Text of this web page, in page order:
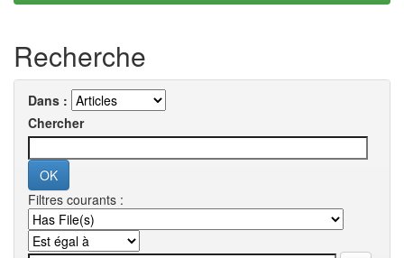
Recherche
Dans :
Chercher
Filtres courants :